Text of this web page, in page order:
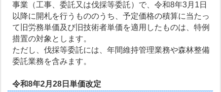
事業（工事、委託又は伐採等委託）で、令和8年3月1日
以降に開札を行うもののうち、予定価格の積算に当たっ
て旧労務単価及び旧技術者単価を適用したものは、特例
措置の対象とします。
ただし、伐採等委託には、年間維持管理業務や森林整備
委託業務を含みます。
令和8年2月28日単価改定